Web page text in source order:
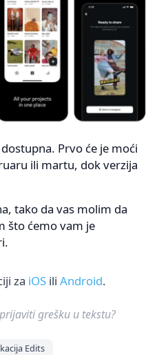
Prvo će je moći
ili martu, dok verzija
tako da vas molim da
što ćemo vam je
za iOS ili Android.
grešku u tekstu?
Edits